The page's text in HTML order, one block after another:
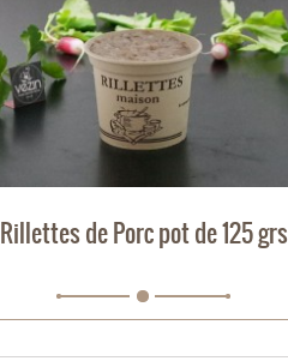
Rillettes de Porc pot de 125 grs